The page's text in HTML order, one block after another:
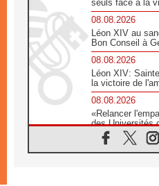
seuls face à la
08.08.2026
Léon XIV au
Bon Conseil à
08.08.2026
Léon XIV:
la victoire de
08.08.2026
«Relancer
des Universités
08.08.2026
Signis 2026,